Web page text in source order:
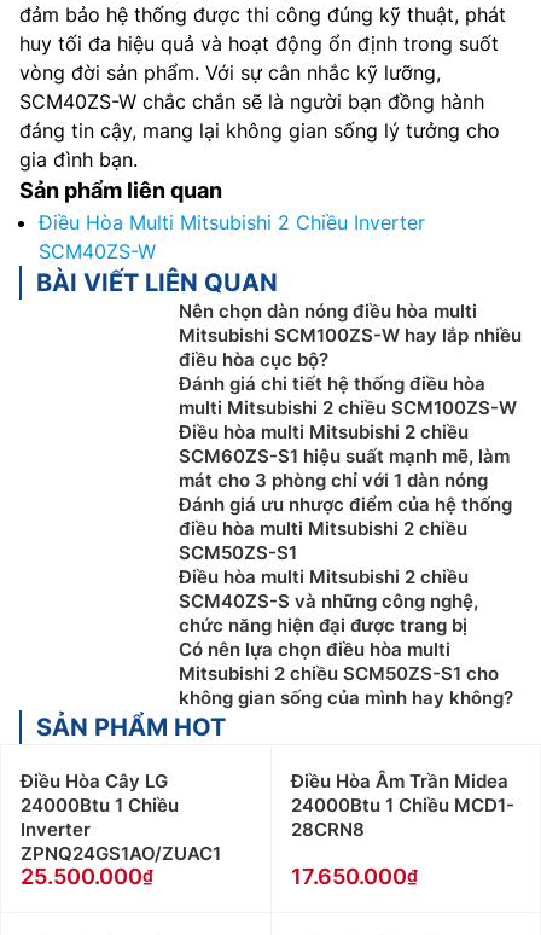
đảm bảo hệ thống được thi công đúng kỹ thuật, phát
huy tối đa hiệu quả và hoạt động ổn định trong suốt
vòng đời sản phẩm. Với sự cân nhắc kỹ lưỡng,
SCM40ZS-W chắc chắn sẽ là người bạn đồng hành
đáng tin cậy, mang lại không gian sống lý tưởng cho
gia đình bạn.
Sản phẩm liên quan
Điều Hòa Multi Mitsubishi 2 Chiều Inverter
SCM40ZS-W
BÀI VIẾT LIÊN QUAN
Nên chọn dàn nóng điều hòa multi
Mitsubishi SCM100ZS-W hay lắp nhiều
điều hòa cục bộ?
Đánh giá chi tiết hệ thống điều hòa
multi Mitsubishi 2 chiều SCM100ZS-W
Điều hòa multi Mitsubishi 2 chiều
SCM60ZS-S1 hiệu suất mạnh mẽ, làm
mát cho 3 phòng chỉ với 1 dàn nóng
Đánh giá ưu nhược điểm của hệ thống
điều hòa multi Mitsubishi 2 chiều
SCM50ZS-S1
Điều hòa multi Mitsubishi 2 chiều
SCM40ZS-S và những công nghệ,
chức năng hiện đại được trang bị
Có nên lựa chọn điều hòa multi
Mitsubishi 2 chiều SCM50ZS-S1 cho
không gian sống của mình hay không?
SẢN PHẨM HOT
Điều Hòa Cây LG
24000Btu 1 Chiều
Inverter
ZPNQ24GS1AO/ZUAC1
25.500.000
Điều Hòa Âm Trần Midea
24000Btu 1 Chiều MCD1-
28CRN8
17.650.000